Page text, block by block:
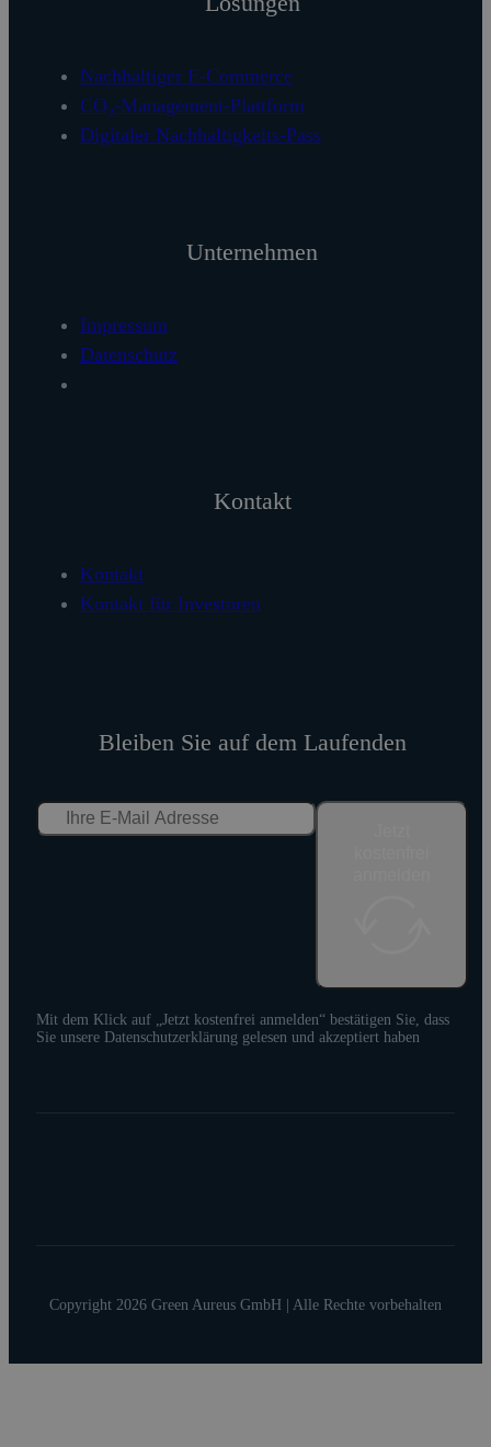
Nachhaltiger E-Commerce
CO₂-Management-Plattform
Digitaler Nachhaltigkeits-Pass
Unternehmen
Impressum
Datenschutz
Kontakt
Kontakt
Kontakt für Investoren
Bleiben Sie auf dem Laufenden
Mit dem Klick auf „Jetzt kostenfrei anmelden“ bestätigen Sie, dass
Sie unsere Datenschutzerklärung gelesen und akzeptiert haben
Copyright 2026 Green Aureus GmbH | Alle Rechte vorbehalten